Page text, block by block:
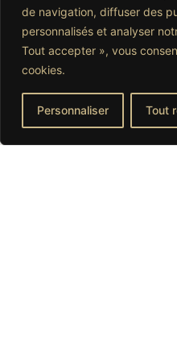
de navigation, diffuser des
personnalisés et analyser
Tout accepter », vous
cookies.
Personnaliser Tout